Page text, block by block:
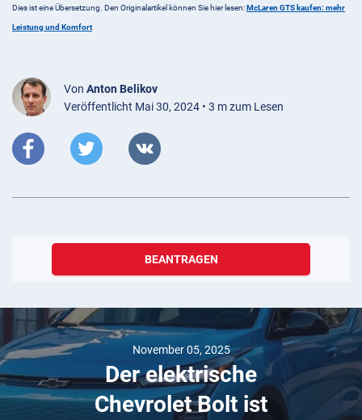
Dies ist eine Übersetzung. Den Originalartikel können Sie hier lesen:McLaren GTS kaufen: mehr
Leistung und Komfort
Von Anton Belikov
Veröffentlicht Mai 30, 2024 • 3 m zum Lesen
BEANTRAGEN
November 05, 2025
Der elektrische
Chevrolet Bolt ist